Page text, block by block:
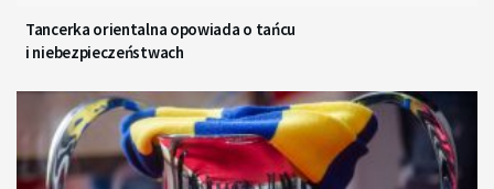
Tancerka orientalna opowiada o tańcu
i niebezpieczeństwach